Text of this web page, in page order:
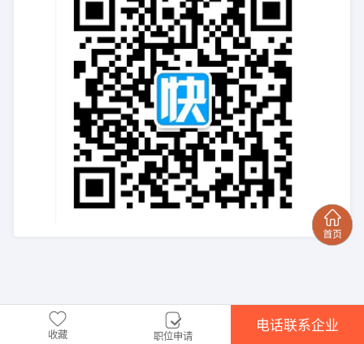
收藏 职位申请
电话联系企业